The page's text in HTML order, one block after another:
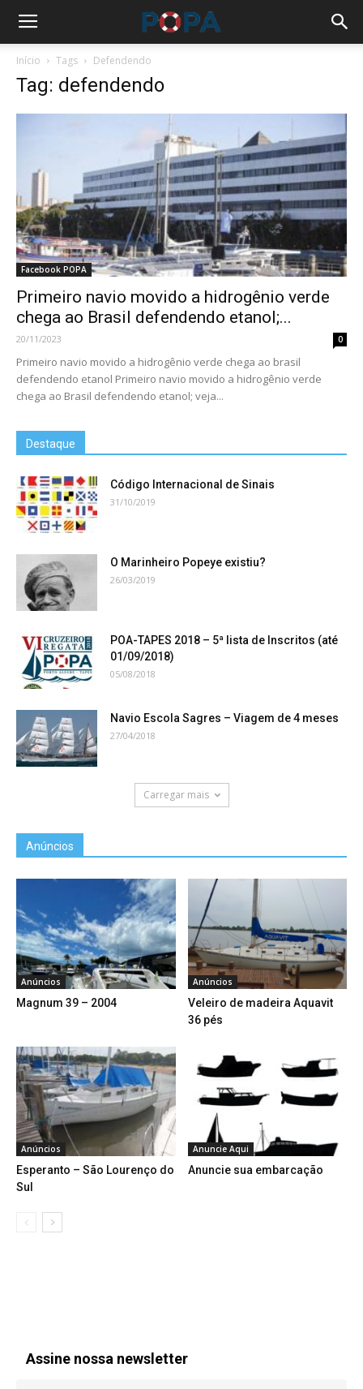
Início Tags Defendendo
Tag: defendendo
Facebook POPA
Primeiro navio movido a hidrogênio verde
chega ao Brasil defendendo etanol;...
20/11/2023 0
Primeiro navio movido a hidrogênio verde chega ao brasil
defendendo etanol Primeiro navio movido a hidrogênio verde
chega ao Brasil defendendo etanol; veja...
Destaque
Código Internacional de Sinais
31/10/2019
O Marinheiro Popeye existiu?
26/03/2019
POA-TAPES 2018 – 5ª lista de Inscritos (até
01/09/2018)
05/08/2018
Navio Escola Sagres – Viagem de 4 meses
27/04/2018
Carregar mais
Anúncios
Anúncios
Magnum 39 – 2004
Anúncios
Veleiro de madeira Aquavit
36 pés
Anúncios
Esperanto – São Lourenço do
Sul
Anuncie Aqui
Anuncie sua embarcação
Assine nossa newsletter